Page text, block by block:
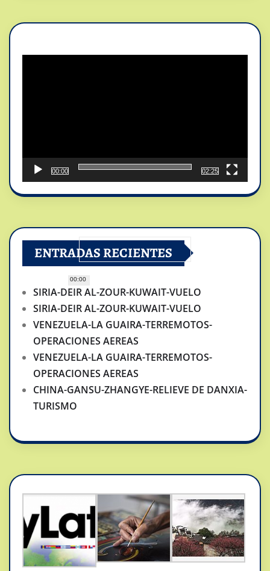
00:00
00:00
02:25
ENTRADAS RECIENTES
SIRIA-DEIR AL-ZOUR-KUWAIT-VUELO
SIRIA-DEIR AL-ZOUR-KUWAIT-VUELO
VENEZUELA-LA GUAIRA-TERREMOTOS-
OPERACIONES AEREAS
VENEZUELA-LA GUAIRA-TERREMOTOS-
OPERACIONES AEREAS
CHINA-GANSU-ZHANGYE-RELIEVE DE DANXIA-
TURISMO